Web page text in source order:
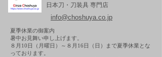
日本刀・刀装具 専門店
info@choshuya.co.jp
夏季休業の御案内
暑中お見舞い申し上げます。
８月10日（月曜日）～８月16日（日）まで夏季休業とな
っております。